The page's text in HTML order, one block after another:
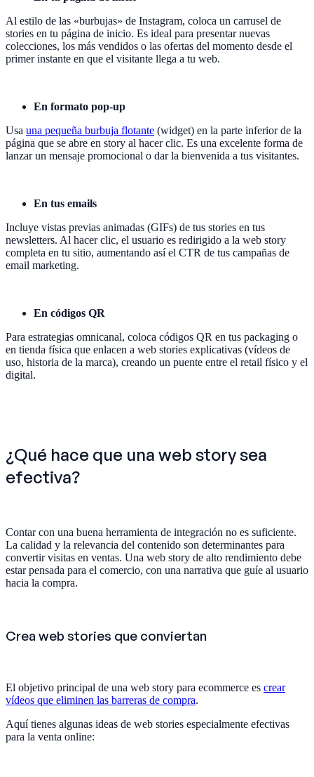
Al estilo de las «burbujas» de Instagram, coloca un carrusel de
stories en tu página de inicio. Es ideal para presentar nuevas
colecciones, los más vendidos o las ofertas del momento desde el
primer instante en que el visitante llega a tu web.
En formato pop-up
Usa una pequeña burbuja flotante (widget) en la parte inferior de la
página que se abre en story al hacer clic. Es una excelente forma de
lanzar un mensaje promocional o dar la bienvenida a tus visitantes.
En tus emails
Incluye vistas previas animadas (GIFs) de tus stories en tus
newsletters. Al hacer clic, el usuario es redirigido a la web story
completa en tu sitio, aumentando así el CTR de tus campañas de
email marketing.
En códigos QR
Para estrategias omnicanal, coloca códigos QR en tus packaging o
en tienda física que enlacen a web stories explicativas (vídeos de
uso, historia de la marca), creando un puente entre el retail físico y el
digital.
¿Qué hace que una web story sea
efectiva?
Contar con una buena herramienta de integración no es suficiente.
La calidad y la relevancia del contenido son determinantes para
convertir visitas en ventas. Una web story de alto rendimiento debe
estar pensada para el comercio, con una narrativa que guíe al usuario
hacia la compra.
Crea web stories que conviertan
El objetivo principal de una web story para ecommerce es crear
vídeos que eliminen las barreras de compra.
Aquí tienes algunas ideas de web stories especialmente efectivas
para la venta online: